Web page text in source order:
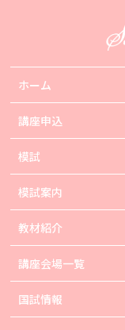
ホーム
講座申込
模試
模試案内
教材紹介
講座会場一覧
国試情報